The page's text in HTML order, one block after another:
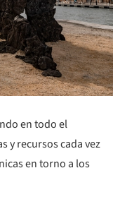
en todo el
y recursos cada vez
en torno a los